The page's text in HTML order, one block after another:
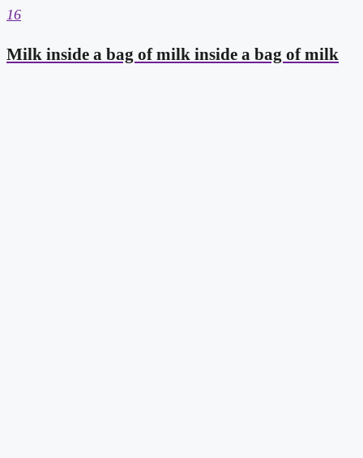
16
Milk inside a bag of milk inside a bag of milk